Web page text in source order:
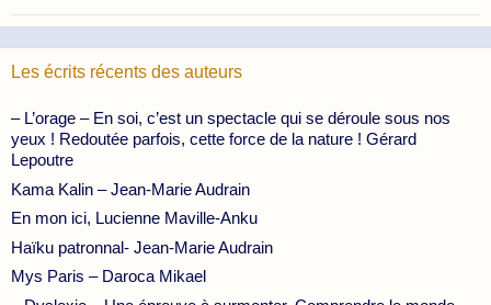
Les écrits récents des auteurs
– L’orage – En soi, c’est un spectacle qui se déroule sous nos
yeux ! Redoutée parfois, cette force de la nature ! Gérard
Lepoutre
Kama Kalin – Jean-Marie Audrain
En mon ici, Lucienne Maville-Anku
Haïku patronnal- Jean-Marie Audrain
Mys Paris – Daroca Mikael